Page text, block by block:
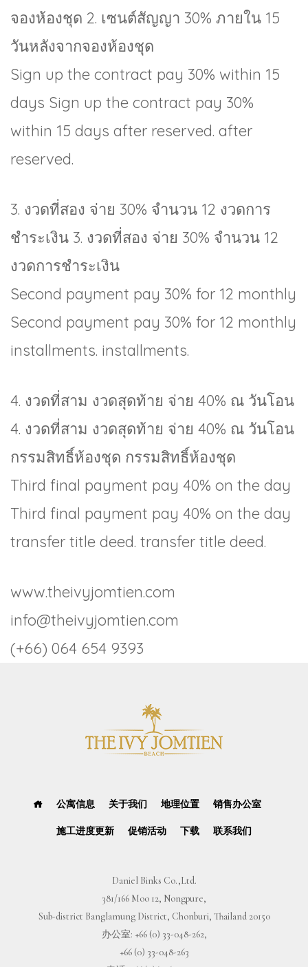
จองห้องชุด 2. เซนต์สัญญา 30% ภายใน 15
วันหลังจากจองห้องชุด
Sign up the contract pay 30% within 15
days Sign up the contract pay 30%
within 15 days after reserved. after
reserved.
3. งวดที่สอง จ่าย 30% จำนวน 12 งวดการ
ชำระเงิน 3. งวดที่สอง จ่าย 30% จำนวน 12
งวดการชำระเงิน
Second payment pay 30% for 12 monthly
Second payment pay 30% for 12 monthly
installments. installments.
4. งวดที่สาม งวดสุดท้าย จ่าย 40% ณ วันโอน
4. งวดที่สาม งวดสุดท้าย จ่าย 40% ณ วันโอน
กรรมสิทธิ์ห้องชุด กรรมสิทธิ์ห้องชุด
Third final payment pay 40% on the day
Third final payment pay 40% on the day
transfer title deed. transfer title deed.
www.theivyjomtien.com
info@theivyjomtien.com
(+66) 064 654 9393
公寓信息 关于我们 地理位置 销售办公室
施工进度更新 促销活动 下载 联系我们
Daniel Binks Co.,Ltd.
381/166 Moo 12, Nongpure,
Sub-district Banglamung District, Chonburi, Thailand 20150
办公室: +66 (0) 33-048-262,
+66 (0) 33-048-263